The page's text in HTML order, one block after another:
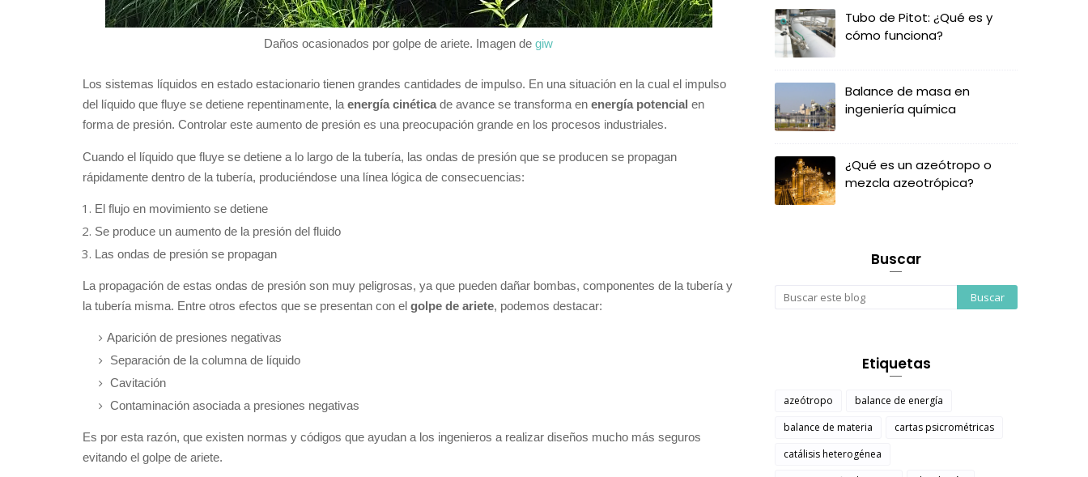
Daños ocasionados por golpe de ariete. Imagen de giw
Los sistemas líquidos en estado estacionario tienen grandes cantidades de impulso. En una situación en la cual el impulso
del líquido que fluye se detiene repentinamente, la energía cinética de avance se transforma en energía potencial en
forma de presión. Controlar este aumento de presión es una preocupación grande en los procesos industriales.
Cuando el líquido que fluye se detiene a lo largo de la tubería, las ondas de presión que se producen se propagan
rápidamente dentro de la tubería, produciéndose una línea lógica de consecuencias:
El flujo en movimiento se detiene
Se produce un aumento de la presión del fluido
Las ondas de presión se propagan
La propagación de estas ondas de presión son muy peligrosas, ya que pueden dañar bombas, componentes de la tubería y
la tubería misma. Entre otros efectos que se presentan con el golpe de ariete, podemos destacar:
Aparición de presiones negativas
Separación de la columna de líquido
Cavitación
Contaminación asociada a presiones negativas
Es por esta razón, que existen normas y códigos que ayudan a los ingenieros a realizar diseños mucho más seguros
evitando el golpe de ariete.
Tubo de Pitot: ¿Qué es y
cómo funciona?
Balance de masa en
ingeniería química
¿Qué es un azeótropo o
mezcla azeotrópica?
Buscar
Etiquetas
azeótropo
balance de energía
balance de materia
cartas psicrométricas
catálisis heterogénea